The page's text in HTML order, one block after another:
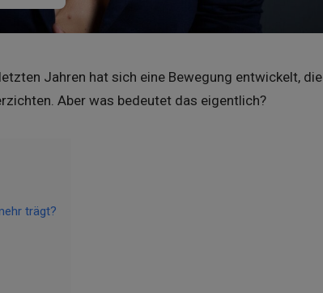
Jahren hat sich eine Bewegung entwickelt, die
Aber was bedeutet das eigentlich?
trägt?